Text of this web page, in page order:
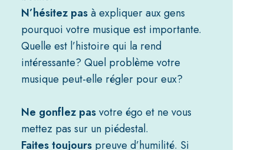
N’hésitez pasà expliquer aux gens
pourquoi votre musique est importante.
Quelle est l’histoire qui la rend
intéressante? Quel problème votre
musique peut-elle régler pour eux?
Ne gonflez pasvotre égo et ne vous
mettez pas sur un piédestal.
Faites toujours preuve d’humilité. Si